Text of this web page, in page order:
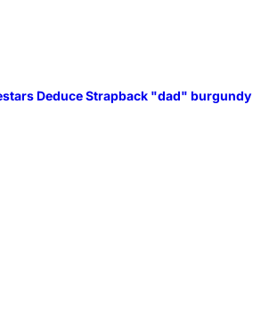
Deduce Strapback "dad" burgundy